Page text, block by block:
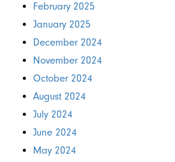
February 2025
January 2025
December 2024
November 2024
October 2024
August 2024
July 2024
June 2024
May 2024